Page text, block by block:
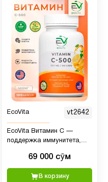
EcoVita vt2642
EcoVita Витамин C —
поддержка иммунитета,
69 000 сӯм
В корзину